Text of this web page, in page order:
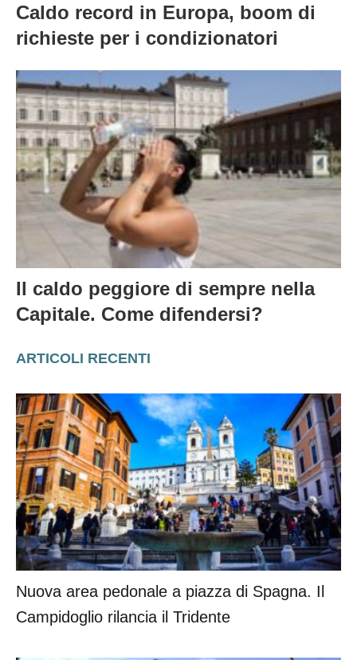
Caldo record in Europa, boom di
richieste per i condizionatori
Il caldo peggiore di sempre nella
Capitale. Come difendersi?
ARTICOLI RECENTI
Nuova area pedonale a piazza di Spagna. Il
Campidoglio rilancia il Tridente